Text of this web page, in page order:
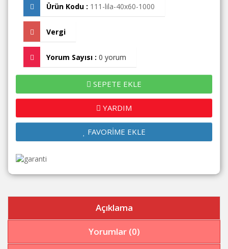
Ürün Kodu : 111-lila-40x60-1000
Vergi
Yorum Sayısı : 0 yorum
SEPETE EKLE
YARDIM
FAVORİME EKLE
Açıklama
Yorumlar (0)